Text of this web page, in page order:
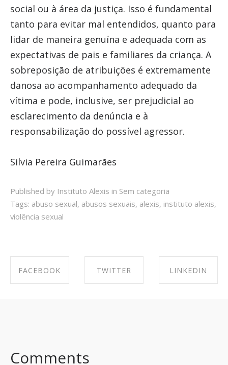
social ou à área da justiça. Isso é fundamental
tanto para evitar mal entendidos, quanto para
lidar de maneira genuína e adequada com as
expectativas de pais e familiares da criança. A
sobreposição de atribuições é extremamente
danosa ao acompanhamento adequado da
vítima e pode, inclusive, ser prejudicial ao
esclarecimento da denúncia e à
responsabilização do possível agressor.
Silvia Pereira Guimarães
Published by Instituto Alexis in Sem categoria
Tags: abuso sexual, abusos sexuais, alexis, instituto alexis,
violência sexual
FACEBOOK TWITTER LINKEDIN
Comments